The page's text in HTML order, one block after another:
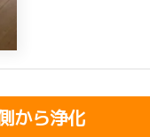
から浄化